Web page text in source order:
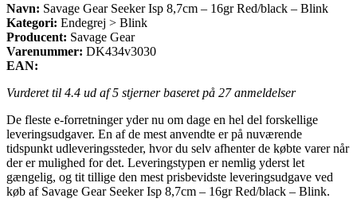
Navn: Savage Gear Seeker Isp 8,7cm – 16gr Red/black – Blink
Kategori: Endegrej > Blink
Producent: Savage Gear
Varenummer: DK434v3030
EAN:
Vurderet til 4.4 ud af 5 stjerner baseret på 27anmeldelser
De fleste e-forretninger yder nu om dage en hel del forskellige
leveringsudgaver. En af de mest anvendte er på nuværende
tidspunkt udleveringssteder, hvor du selv afhenter de købte varer når
der er mulighed for det. Leveringstypen er nemlig yderst let
gængelig, og tit tillige den mest prisbevidste leveringsudgave ved
køb af Savage Gear Seeker Isp 8,7cm – 16gr Red/black – Blink.